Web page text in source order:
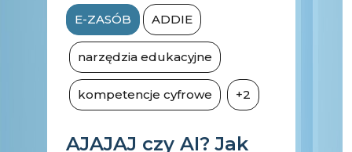
jakość i wiarygodność
wyników współpracy z nią?
W trakcie webinaru
zmierzyliśmy się, z tym,
codzienne korzystanie z AI
może wpływać na
kompetencjetakie
myślenie
E-ZASÓB ADDIE
narzędzia edukacyjne
kompetencje cyfrowe +2
AJAJAJ czy AI? Jak